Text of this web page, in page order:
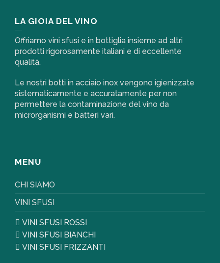
LA GIOIA DEL VINO
Offriamo vini sfusi e in bottiglia insieme ad altri
prodotti rigorosamente italiani e di eccellente
qualità.
Le nostri botti in acciaio inox vengono igienizzate
sistematicamente e accuratamente per non
permettere la contaminazione del vino da
microrganismi e batteri vari.
MENU
CHI SIAMO
VINI SFUSI
VINI SFUSI ROSSI
VINI SFUSI BIANCHI
VINI SFUSI FRIZZANTI